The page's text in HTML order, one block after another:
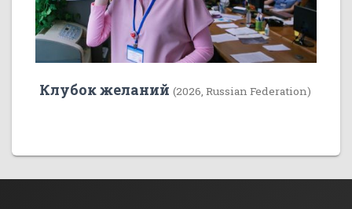
Клубок желаний (2026, Russian Federation)